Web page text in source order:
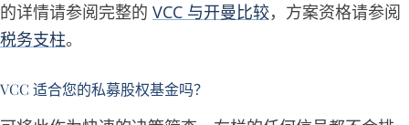
的详情请参阅完整的 VCC 与开曼比较，方案资格请参阅
税务支柱。
VCC 适合您的私募股权基金吗？